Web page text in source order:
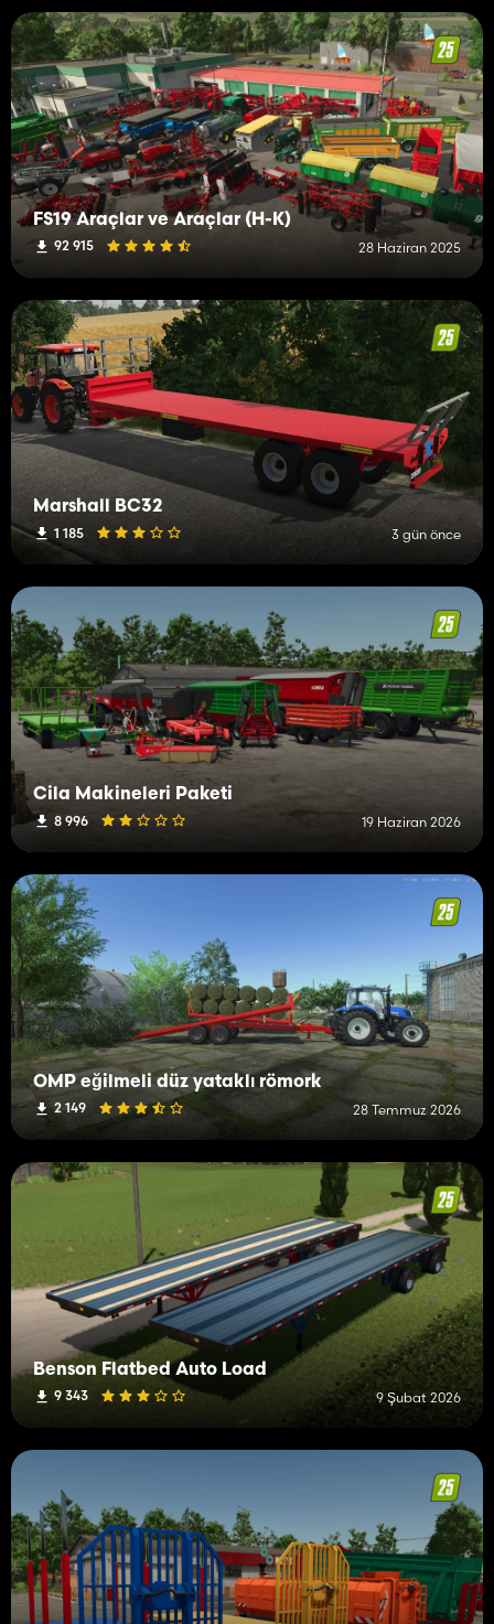
FS19 Araçlar ve Araçlar (H-K)
92 915 28 Haziran 2025
Marshall BC32
1 185 3 gün önce
Cila Makineleri Paketi
8 996 19 Haziran 2026
OMP eğilmeli düz yataklı römork
2 149 28 Temmuz 2026
Benson Flatbed Auto Load
9 343 9 Şubat 2026